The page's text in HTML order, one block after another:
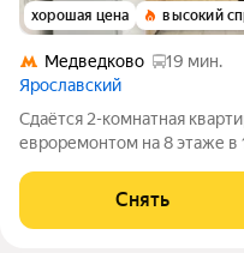
хорошая цена высокий
Медведково
19 мин.
Ярославский
Сдаётся 2-комнатная
евроремонтом на 8 этаже в
Холодильник Дом -
улицу. В подъезде 2 лифта - 1
Снять